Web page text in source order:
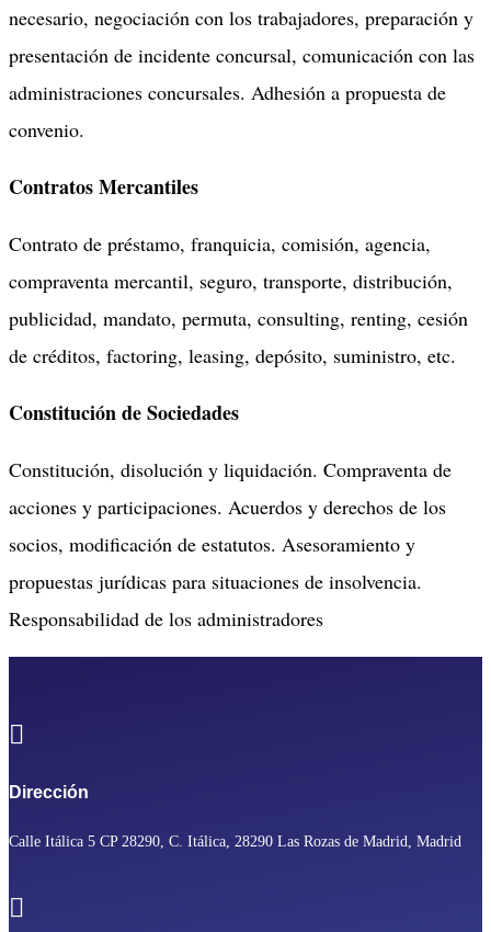
necesario, negociación con los trabajadores, preparación y
presentación de incidente concursal, comunicación con las
administraciones concursales. Adhesión a propuesta de
convenio.
Contratos Mercantiles
Contrato de préstamo, franquicia, comisión, agencia,
compraventa mercantil, seguro, transporte, distribución,
publicidad, mandato, permuta, consulting, renting, cesión
de créditos, factoring, leasing, depósito, suministro, etc.
Constitución de Sociedades
Constitución, disolución y liquidación. Compraventa de
acciones y participaciones. Acuerdos y derechos de los
socios, modificación de estatutos. Asesoramiento y
propuestas jurídicas para situaciones de insolvencia.
Responsabilidad de los administradores

Dirección
Calle Itálica 5 CP 28290, C. Itálica, 28290 Las Rozas de Madrid, Madrid
